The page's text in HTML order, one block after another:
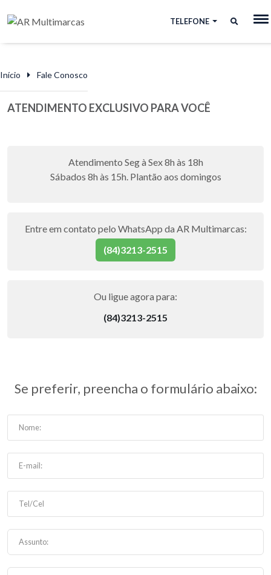
TELEFONE
Início Fale Conosco
ATENDIMENTO EXCLUSIVO PARA VOCÊ
Atendimento Seg à Sex 8h às 18h
Sábados 8h às 15h. Plantão aos domingos
Entre em contato pelo WhatsApp da AR Multimarcas:
(84)3213-2515
Ou ligue agora para:
(84)3213-2515
Se preferir, preencha o formulário abaixo: